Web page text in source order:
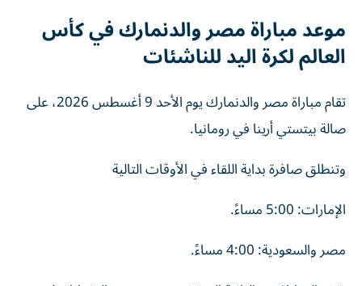
موعد مباراة مصر والدنمارك في كأس
العالم لكرة اليد للناشئات
تقام مباراة مصر والدنمارك يوم الأحد 9 أغسطس 2026، على
صالة بيتستي أرينا في رومانيا.
وتنطلق صافرة بداية اللقاء في الأوقات التالية
الإمارات: 5:00 مساءً.
مصر والسعودية: 4:00 مساءً.